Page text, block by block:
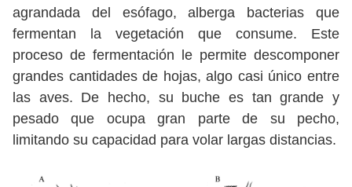
agrandada del esófago, alberga bacterias que
fermentan la vegetación que consume. Este
proceso de fermentación le permite descomponer
grandes cantidades de hojas, algo casi único entre
las aves. De hecho, su buche es tan grande y
pesado que ocupa gran parte de su pecho,
limitando su capacidad para volar largas distancias.